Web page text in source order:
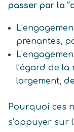
passer par la
prenantes,
l’égard de
largement,
Pourquoi ces
s’appuyer sur